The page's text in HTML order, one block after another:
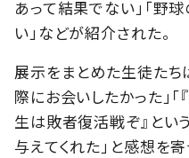
あって結果でない」「野
い」などが紹介された。
展示をまとめた生徒たち
際にお会いしたかった」「
生は敗者復活戦ぞ』とい
与えてくれた」と感想を寄